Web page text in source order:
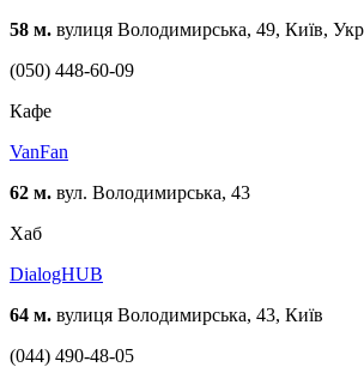
58 м. вулиця Володимирська, 49, Київ,
(050) 448-60-09
Кафе
VanFan
62 м. вул. Володимирська, 43
Хаб
DialogHUB
64 м. вулиця Володимирська, 43, Київ
(044) 490-48-05